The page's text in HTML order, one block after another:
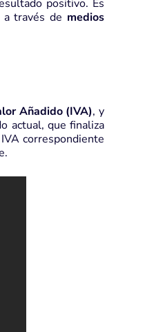
positivo. Es
través de medios
Añadido (IVA), y
actual, que finaliza
correspondiente